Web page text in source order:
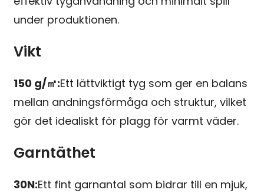
under produktionen.
Vikt
150 g/㎡:Ett lättviktigt tyg som ger en balans
mellan andningsförmåga och struktur, vilket
gör det idealiskt för plagg för varmt väder.
Garntäthet
30N:Ett fint garnantal som bidrar till en mjuk,